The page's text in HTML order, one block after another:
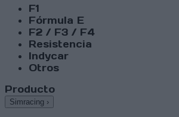
F1
Fórmula E
F2 / F3 / F4
Resistencia
Indycar
Otros
Producto
Simracing ›